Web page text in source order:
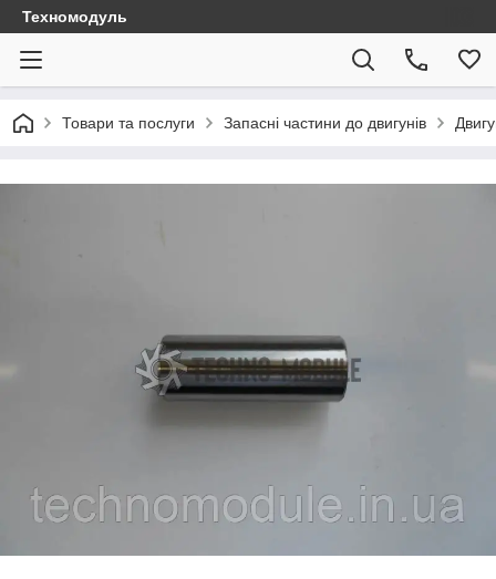
Техномодуль
Товари та послуги Запасні частини до двигунів